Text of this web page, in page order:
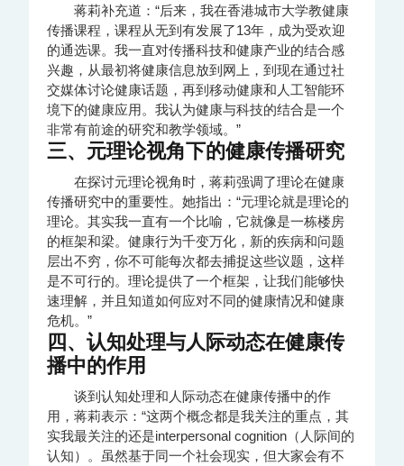
蒋莉补充道：“后来，我在香港城市大学教健康
传播课程，课程从无到有发展了13年，成为受欢迎
的通选课。我一直对传播科技和健康产业的结合感
兴趣，从最初将健康信息放到网上，到现在通过社
交媒体讨论健康话题，再到移动健康和人工智能环
境下的健康应用。我认为健康与科技的结合是一个
非常有前途的研究和教学领域。”
三、元理论视角下的健康传播研究
在探讨元理论视角时，蒋莉强调了理论在健康
传播研究中的重要性。她指出：“元理论就是理论的
理论。其实我一直有一个比喻，它就像是一栋楼房
的框架和梁。健康行为千变万化，新的疾病和问题
层出不穷，你不可能每次都去捕捉这些议题，这样
是不可行的。理论提供了一个框架，让我们能够快
速理解，并且知道如何应对不同的健康情况和健康
危机。”
四、认知处理与人际动态在健康传
播中的作用
谈到认知处理和人际动态在健康传播中的作
用，蒋莉表示：“这两个概念都是我关注的重点，其
实我最关注的还是interpersonal cognition（人际间的
认知）。虽然基于同一个社会现实，但大家会有不